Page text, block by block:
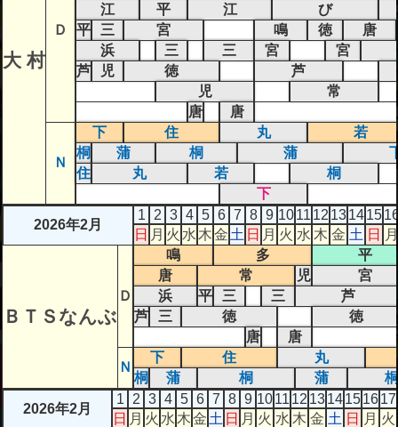
大 村
Ｄ
江
平 江
び
平
三 宮 鳴 徳
唐
浜
三 三 宮
宮
芦
児 徳
芦
児
常
唐
唐
Ｎ
下 住 丸
若
桐
蒲 桐 蒲
住
丸 若
桐
下
2026年2月
1 2 3 4 5 6 7 8 9 1011 12 131415
日 月 火 水 木金 土 日 月 火 水 木 金 土 日 月
ＢＴＳなんぶ
Ｄ
鳴 多
平
唐
常 児
宮
浜
平 三 三
芦
芦
三 徳
徳
唐
唐
Ｎ
下 住
丸
桐
蒲 桐 蒲
桐
2026年2月
1 2 3 4 5 6 7 8 9 1011 12 1314151617
日 月 火 水 木金 土 日 月 火 水 木 金 土 日 月 火